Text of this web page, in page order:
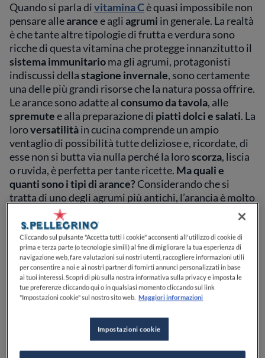
Quando si parla divitamina Cè quasi impossibile non
pensare allearancee agliagrumi in generale. La realtà
è che tante altre tipologie di frutta e verdura sono
ricche di questa vitamina che protegge innanzitutto il
sistema immunitarioma gli agrumi, protagonisti
indiscussi dellastagione invernale, sono certamente
una delle più grandi risorse che la natura possa offrire.
Le arance sono adatte al consumo da tavola, alle
spremutee alla preparazione di piatti dolci e salati. La
loroversatilitàin cucina comprende un ampio
ventaglio di possibilità tutte deliziose e, ricordate, di
esse non si butta via nulla perché la loroscorza, liscia
o ruvida, è perfetta per tante ricette. Ma quali e
quanti sono i tipi di arance? Considerando che si
tratta di uno degli agrumi più antichi, l’arancia è molto
diffusa non solo nella nostra bella
tutto il
mondo. Levarietà di arance
ognuna ha una sua caratteristica ben precisa che ne
determina il suo utilizzo. Vediamo insieme alcuni tra i
tipi di arance più comuni.
Tipi di arance e usi
Arance dolci e arance amare
Cliccando sul pulsante "Accetta tutti i cookie" acconsenti all'utilizzo di cookie di
prima e terza parte (o tecnologie simili) al fine di migliorare la tua esperienza di
navigazione web, fare valutazioni sui nostri utenti, raccogliere informazioni utili
per consentire a noi e ai nostri partner di fornirti annunci personalizzati in base
ai tuoi interessi. Scopri di più sulla nostra informativa sulla privacy e imposta le
tue preferenze cliccando qui o in qualsiasi momento cliccando sul link
"Impostazioni cookie" sul nostro sito web. Maggiori informazioni
Impostazioni cookie